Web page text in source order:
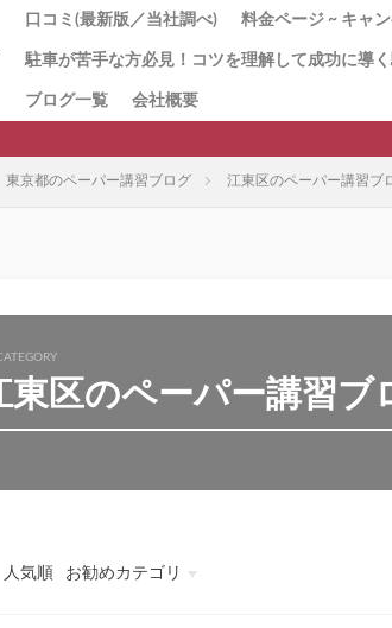
口コミ(最新版／当社調べ) 料金ページ ~ キャ
1番人気！180分x
「とにかく安全運
お試し120分のペ
回数券１２（3時
「キャンペーン」
初心者講習 –免許
値段の理由 なぜ
駐車が苦手な方必見！コツを理解して成功に導
ブログ一覧 会社概要
東京都のペーパー講習ブログ 江東区のペーパー講習ブ
東区のペーパー講習ブ
人気順 お勧めカテゴリ